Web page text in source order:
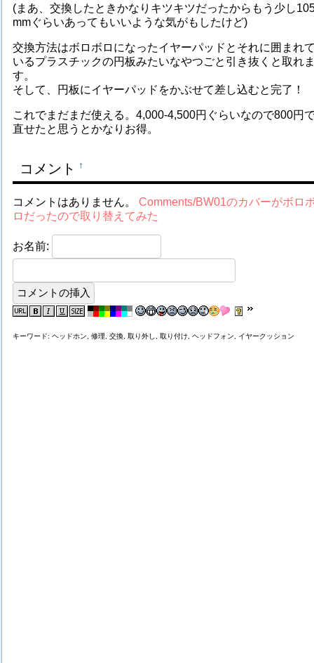
(まあ、交換したときかなりキツキツだったからもう少し
mmぐらいあってもいいような気がもしたけど)
交換方法はボロボロになったイヤーパッドとそれに囲まれ
いるプラスチックの円板みたいなやつごと引き抜くと取れ
す。
そして、円板にイヤーパッドをかぶせて差し込むと完了！
これでまだまだ使える。4,000-4,500円ぐらいなので800円
直せたと思うとかなりお得。
コメント †
コメントはありません。Comments/BW01のカバーがボロ
ロだったので取り替えてみた
お名前:
キーワード: ヘッドホン, 修理, 交換, 取り外し, 取り付け, ヘッドフォン, イヤークッション